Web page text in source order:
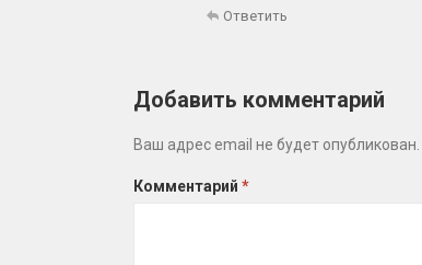
Ответить
Добавить комментарий
Ваш адрес email не будет опубликован.
Комментарий *